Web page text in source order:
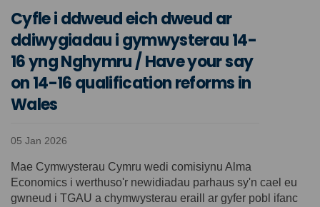
Cyfle i ddweud eich dweud ar
ddiwygiadau i gymwysterau 14-
16 yng Nghymru / Have your say
on 14-16 qualification reforms in
Wales
05 Jan 2026
Mae Cymwysterau Cymru wedi comisiynu Alma
Economics i werthuso'r newidiadau parhaus sy'n cael eu
gwneud i TGAU a chymwysterau eraill ar gyfer pobl ifanc